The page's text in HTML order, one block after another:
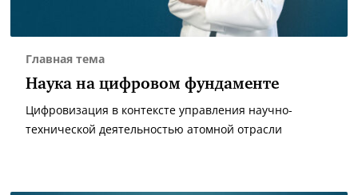
Главная тема
Наука на цифровом фундаменте
Цифровизация в контексте управления научно-
технической деятельностью атомной отрасли